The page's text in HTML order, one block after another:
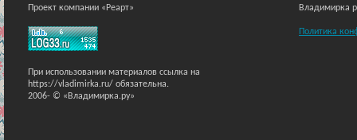
Проект компании «Реарт»
При использовании материалов ссылка на
https://vladimirka.ru/ обязательна.
2006- © «Владимирка.ру»
Владимирка
Политика